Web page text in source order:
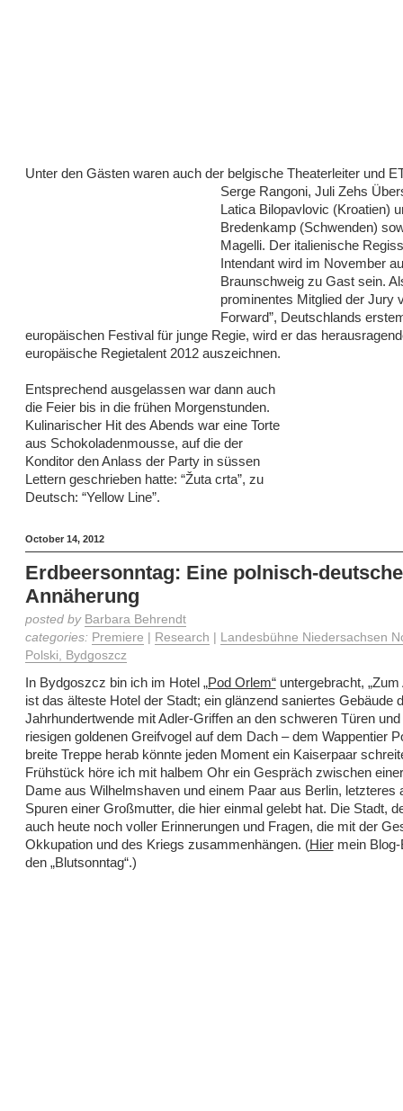
Unter den Gästen waren auch der belgische Theaterleiter und
Serge Rangoni, Juli Zehs
Latica Bilopavlovic (Kroatien)
Bredenkamp (Schwenden)
Magelli. Der italienische
Intendant wird im November
Braunschweig zu Gast sein.
prominentes Mitglied der Jury
Forward”, Deutschlands
europäischen Festival für junge Regie, wird er das
europäische Regietalent 2012 auszeichnen.
Entsprechend ausgelassen war dann auch
die Feier bis in die frühen Morgenstunden.
Kulinarischer Hit des Abends war eine Torte
aus Schokoladenmousse, auf die der
Konditor den Anlass der Party in süssen
Lettern geschrieben hatte: “Žuta crta”, zu
Deutsch: “Yellow Line”.
October 14, 2012
Erdbeersonntag: Eine polnisch-deutsche
Annäherung
posted by Barbara Behrendt
categories: Premiere Research
Landesbühne Niedersachsen
Polski, Bydgoszcz
In Bydgoszcz bin ich im Hotel „Pod Orlem“untergebracht, „Zum
ist das älteste Hotel der Stadt; ein glänzend saniertes Gebäude
Jahrhundertwende mit Adler-Griffen an den schweren Türen
riesigen goldenen Greifvogel auf dem Dach – dem Wappentier
breite Treppe herab könnte jeden Moment ein Kaiserpaar
Frühstück höre ich mit halbem Ohr ein Gespräch zwischen
Dame aus Wilhelmshaven und einem Paar aus Berlin, letzteres
Spuren einer Großmutter, die hier einmal gelebt hat. Die Stadt,
auch heute noch voller Erinnerungen und Fragen, die mit der
Okkupation und des Kriegs zusammenhängen. (Hiermein Blog-
den „Blutsonntag“.)